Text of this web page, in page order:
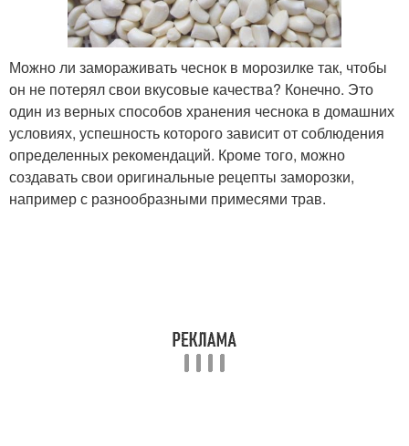
Можно ли замораживать чеснок в морозилке так, чтобы
он не потерял свои вкусовые качества? Конечно. Это
один из верных способов хранения чеснока в домашних
условиях, успешность которого зависит от соблюдения
определенных рекомендаций. Кроме того, можно
создавать свои оригинальные рецепты заморозки,
например с разнообразными примесями трав.